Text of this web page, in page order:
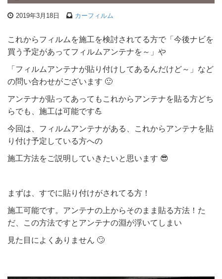
2019年3月18日 カーフィルム
これからフィルムを施工を検討されてる方で「今後ナビを
買う予定があってフィルムアンテナを～」や
「フィルムアンテナが貼り付けしてあるんだけど～」など
の問い合わせがございます 🙂
アンテナが貼ってあってもこれからアンテナを貼る方どち
らでも、施工は可能です💪
今回は、フィルムアンテナがある、これからアンテナを貼
り付け予定している方への
施工方法をご説明していきたいと思います 😎
まずは、すでに貼り付けがされてる方！
施工可能です。アンテナの上からそのまま貼る方法！た
だ、この方法ですとアンテナの淵が浮いてしまい
見た目によくありません 🙄